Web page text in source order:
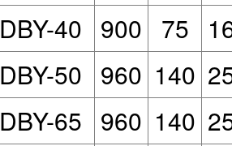
DBY-40 900 75
DBY-50 960 140
DBY-65 960 140